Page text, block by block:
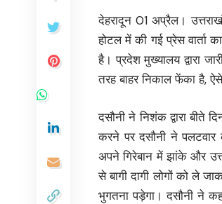
देहरादून 01 अप्रैल।
होटल में की गई प्रेस वार्ता
है। प्रदेश मुख्यालय द्वारा
तरह बाहर निकाल फेंका है,
दसौनी ने निशंक द्वारा बीते
करने पर दसौनी ने पलटवार
अपने गिरेबान में झांके और
से बागी दागी लोगों को ले
भुगतना पड़ेगा। दसौनी ने